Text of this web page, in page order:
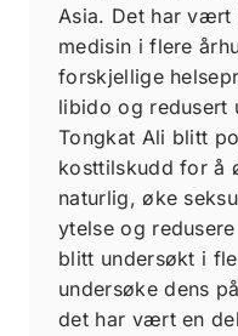
Asia. Det har vært
medisin i flere
forskjellige
libido og redusert
Tongkat Ali blitt
kosttilskudd for å
naturlig, øke
ytelse og
blitt undersøkt i
undersøke dens
det har vært en